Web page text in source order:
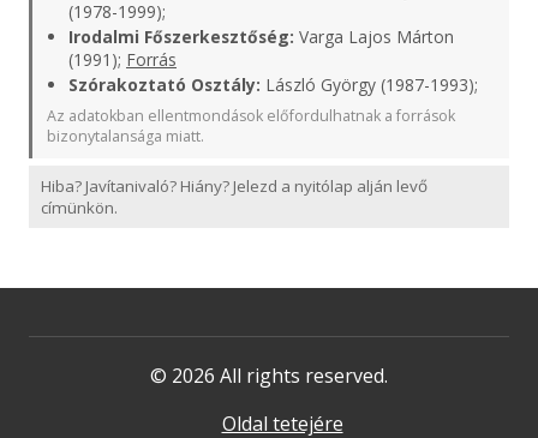
(1978-1999);
Irodalmi Főszerkesztőség: Varga Lajos Márton
(1991); Forrás
Szórakoztató Osztály: László György (1987-1993);
Az adatokban ellentmondások előfordulhatnak a források
bizonytalansága miatt.
Hiba? Javítanivaló? Hiány? Jelezd a nyitólap alján levő
címünkön.
© 2026 All rights reserved.
Oldal tetejére